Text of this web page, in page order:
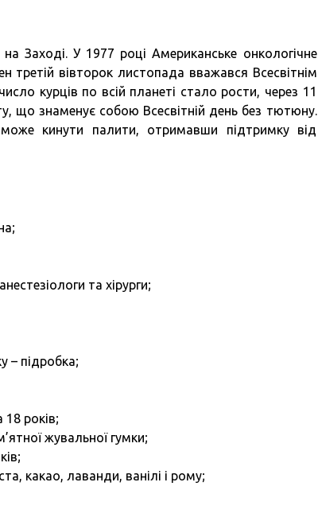
Заході. У 1977 році Американське онкологічне
третій вівторок листопада вважався Всесвітнім
курців по всій планеті стало рости, через 11
що знаменує собою Всесвітній день без тютюну.
кинути палити, отримавши підтримку від
та хірурги;
– підробка;
років;
жувальної гумки;
какао, лаванди, ванілі і рому;